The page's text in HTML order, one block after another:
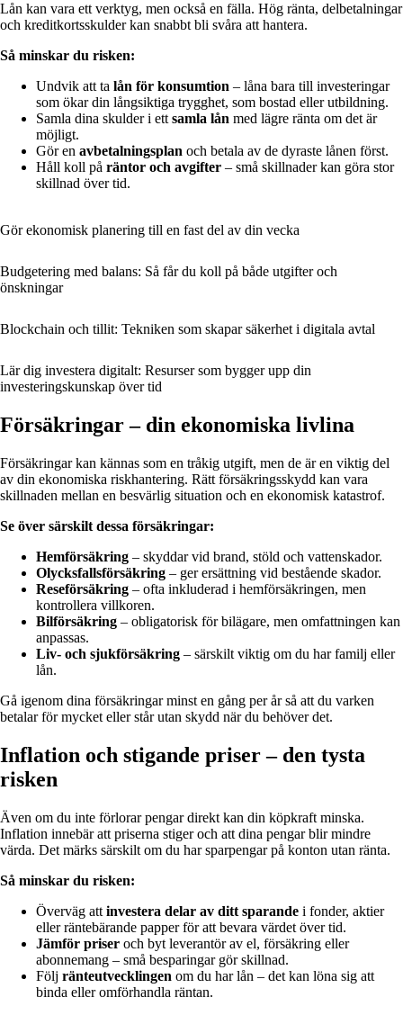
Lån kan vara ett verktyg, men också en fälla. Hög ränta, delbetalningar
och kreditkortsskulder kan snabbt bli svåra att hantera.
Så minskar du risken:
Undvik att ta lån för konsumtion – låna bara till investeringar
som ökar din långsiktiga trygghet, som bostad eller utbildning.
Samla dina skulder i ett samla lån med lägre ränta om det är
möjligt.
Gör en avbetalningsplan och betala av de dyraste lånen först.
Håll koll på räntor och avgifter – små skillnader kan göra stor
skillnad över tid.
Gör ekonomisk planering till en fast del av din vecka
Budgetering med balans: Så får du koll på både utgifter och
önskningar
Blockchain och tillit: Tekniken som skapar säkerhet i digitala avtal
Lär dig investera digitalt: Resurser som bygger upp din
investeringskunskap över tid
Försäkringar – din ekonomiska livlina
Försäkringar kan kännas som en tråkig utgift, men de är en viktig del
av din ekonomiska riskhantering. Rätt försäkringsskydd kan vara
skillnaden mellan en besvärlig situation och en ekonomisk katastrof.
Se över särskilt dessa försäkringar:
Hemförsäkring – skyddar vid brand, stöld och vattenskador.
Olycksfallsförsäkring – ger ersättning vid bestående skador.
Reseförsäkring – ofta inkluderad i hemförsäkringen, men
kontrollera villkoren.
Bilförsäkring – obligatorisk för bilägare, men omfattningen kan
anpassas.
Liv- och sjukförsäkring – särskilt viktig om du har familj eller
lån.
Gå igenom dina försäkringar minst en gång per år så att du varken
betalar för mycket eller står utan skydd när du behöver det.
Inflation och stigande priser – den tysta
risken
Även om du inte förlorar pengar direkt kan din köpkraft minska.
Inflation innebär att priserna stiger och att dina pengar blir mindre
värda. Det märks särskilt om du har sparpengar på konton utan ränta.
Så minskar du risken:
Överväg att investera delar av ditt sparande i fonder, aktier
eller räntebärande papper för att bevara värdet över tid.
Jämför priser och byt leverantör av el, försäkring eller
abonnemang – små besparingar gör skillnad.
Följ ränteutvecklingen om du har lån – det kan löna sig att
binda eller omförhandla räntan.